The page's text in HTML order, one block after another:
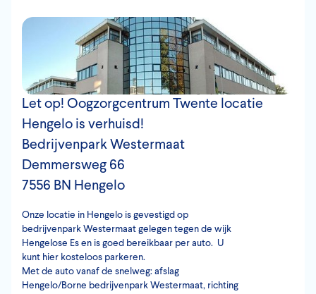
Let op! Oogzorgcentrum Twente locatie
Hengelo is verhuisd!
Bedrijvenpark Westermaat
Demmersweg 66
7556 BN Hengelo
Onze locatie in Hengelo is gevestigd op
bedrijvenpark Westermaat gelegen tegen de wijk
Hengelose Es en is goed bereikbaar per auto. U
kunt hier kosteloos parkeren.
Met de auto vanaf de snelweg: afslag
Hengelo/Borne bedrijvenpark Westermaat, richting